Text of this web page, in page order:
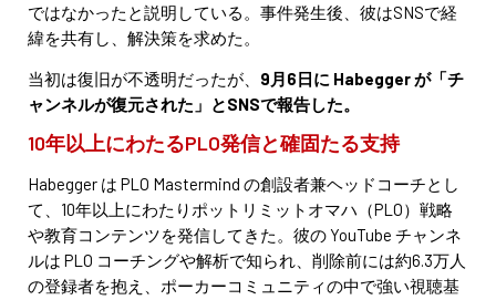
ではなかったと説明している。事件発生後、彼はSNSで経
緯を共有し、解決策を求めた。
当初は復旧が不透明だったが、 9月6日に Habegger が「チ
ャンネルが復元された」とSNSで報告した。
10年以上にわたるPLO発信と確固たる支持
Habegger は PLO Mastermind の創設者兼ヘッドコーチとし
て、10年以上にわたりポットリミットオマハ（PLO）戦略
や教育コンテンツを発信してきた。彼の YouTube チャンネ
ルは PLO コーチングや解析で知られ、削除前には約6.3万人
の登録者を抱え、ポーカーコミュニティの中で強い視聴基